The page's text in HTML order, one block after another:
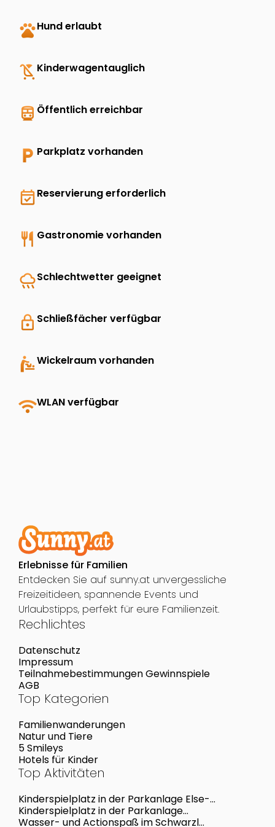
petsHund erlaubt
child_friendly Kinderwagentauglich
directions_transit Öffentlich erreichbar
local_parking Parkplatz vorhanden
event_availableReservierung erforderlich
restaurant Gastronomie vorhanden
rainySchlechtwetter geeignet
lock Schließfächer verfügbar
baby_changing_stationWickelraum vorhanden
wifiWLAN verfügbar
Erlebnisse für Familien
Entdecken Sie auf sunny.at unvergessliche
Freizeitideen, spannende Events und
Urlaubstipps, perfekt für eure Familienzeit.
Rechlichtes
Datenschutz
Impressum
Teilnahmebestimmungen Gewinnspiele
AGB
Top Kategorien
Familienwanderungen
Natur und Tiere
5 Smileys
Hotels für Kinder
Top Aktivitäten
Kinderspielplatz in der Parkanlage Else-
Feldmann-Promenade
Kinderspielplatz in der Parkanlage
Zamenhofgasse
Wasser- und Actionspaß im Schwarzl